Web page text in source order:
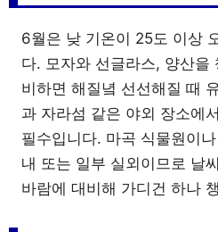
6월은 낮 기온이 25도 이상
다. 모자와 선글라스, 양산을
비하면 해질녘 선선해질 때
과 자라섬 같은 야외 장소에
필수입니다. 마곡 식물원이
내 또는 일부 실외이므로 날
바람에 대비해 가디건 하나